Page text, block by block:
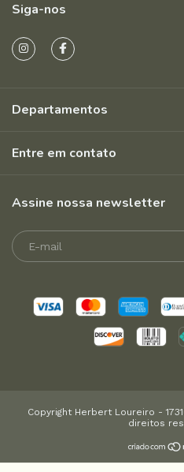
Siga-nos
Departamentos
Entre em contato
Assine nossa newsletter
Copyright Herbert Loureiro -
direitos